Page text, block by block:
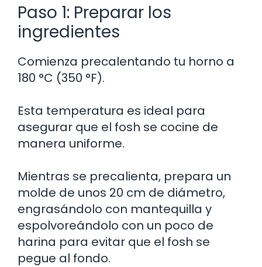
Paso 1: Preparar los
ingredientes
Comienza precalentando tu horno a
180 °C (350 °F).
Esta temperatura es ideal para
asegurar que el fosh se cocine de
manera uniforme.
Mientras se precalienta, prepara un
molde de unos 20 cm de diámetro,
engrasándolo con mantequilla y
espolvoreándolo con un poco de
harina para evitar que el fosh se
pegue al fondo.